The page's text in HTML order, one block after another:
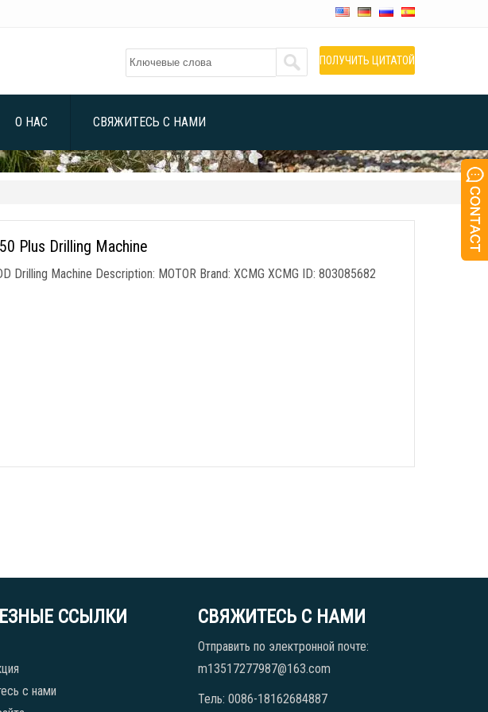
ПОЛУЧИТЬ ЦИТАТОЙ
О НАС СВЯЖИТЕСЬ С НАМИ
Plus Drilling Machine
Drilling Machine Description: MOTOR Brand:XCMG XCMG ID: 803085682
ССЫЛКИ
с нами
СВЯЖИТЕСЬ С НАМИ
Отправить по электронной почте:
m13517277987@163.com
Тель: 0086-18162684887